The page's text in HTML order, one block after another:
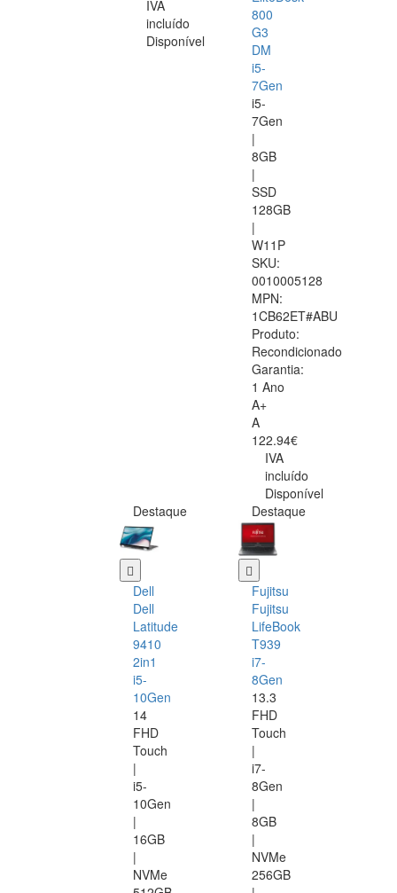
IVA
incluído
Disponível
800
G3
DM
i5-
7Gen
i5-
7Gen
|
8GB
|
SSD
128GB
|
W11P
SKU:
0010005128
MPN:
1CB62ET#ABU
Produto:
Recondicionado
Garantia:
1 Ano
A+
A
122.94€
IVA
incluído
Disponível
Destaque
Dell
Dell
Latitude
9410
2in1
i5-
10Gen
14
FHD
Touch
|
i5-
10Gen
|
16GB
|
NVMe
Destaque
Fujitsu
Fujitsu
LifeBook
T939
i7-
8Gen
13.3
FHD
Touch
|
i7-
8Gen
|
8GB
|
NVMe
256GB